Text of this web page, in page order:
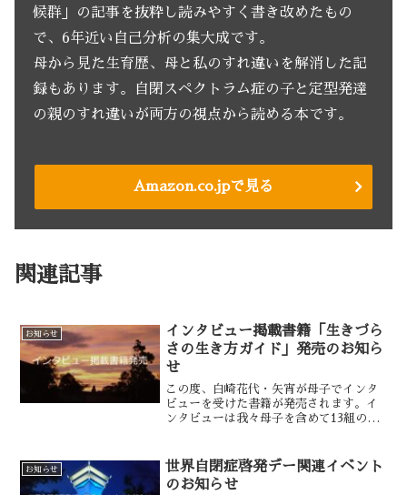
候群」の記事を抜粋し読みやすく書き改めたもの
で、6年近い自己分析の集大成です。
母から見た生育歴、母と私のすれ違いを解消した記
録もあります。自閉スペクトラム症の子と定型発達
の親のすれ違いが両方の視点から読める本です。
Amazon.co.jpで見る
関連記事
お知らせ
インタビュー掲載書籍「生きづら
さの生き方ガイド」発売のお知ら
せ
この度、白崎花代・矢宵が母子でインタ
ビューを受けた書籍が発売されます。イ
ンタビューは我々母子を含めて13組の親
して、花代はその母親としてインタビュ
ーに答えました。過去の...
お知らせ
世界自閉症啓発デー関連イベント
のお知らせ